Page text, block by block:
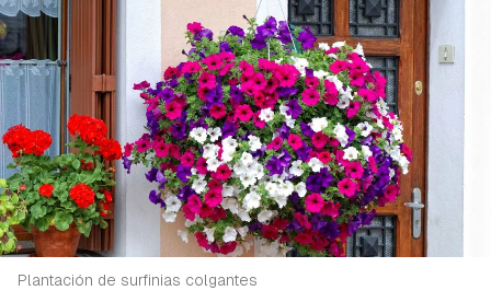
Plantación de surfinias colgantes